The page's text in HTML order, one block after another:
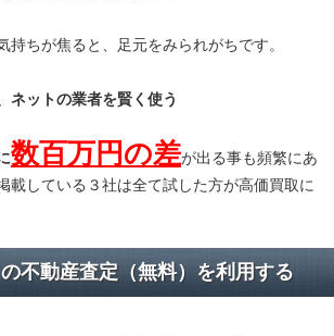
持ちが焦ると、足元をみられがちです。
ネットの業者を賢く使う
数百万円の差が出る事も頻繁にあ
載している３社は全て試した方が高価買取に
不動産査定（無料）を利用する